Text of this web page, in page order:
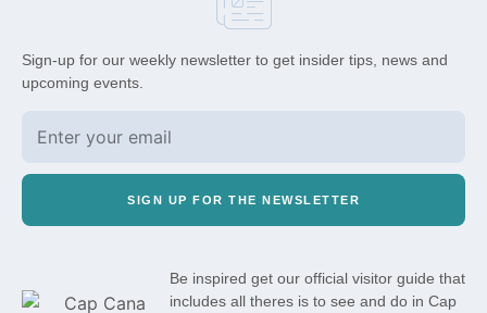
Sign-up for our weekly newsletter to get insider tips, news and
upcoming events.
SIGN UP FOR THE NEWSLETTER
Be inspired get our official visitor guide that
includes all theres is to see and do in Cap